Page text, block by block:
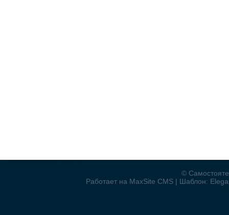
©
Работает на MaxSite CMS | Шаблон: